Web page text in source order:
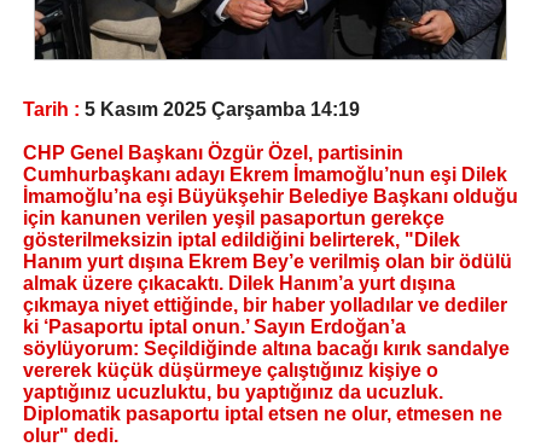
Tarih : 5 Kasım 2025 Çarşamba 14:19
CHP Genel Başkanı Özgür Özel, partisinin
Cumhurbaşkanı adayı Ekrem İmamoğlu’nun eşi Dilek
İmamoğlu’na eşi Büyükşehir Belediye Başkanı olduğu
için kanunen verilen yeşil pasaportun gerekçe
gösterilmeksizin iptal edildiğini belirterek, "Dilek
Hanım yurt dışına Ekrem Bey’e verilmiş olan bir ödülü
almak üzere çıkacaktı. Dilek Hanım’a yurt dışına
çıkmaya niyet ettiğinde, bir haber yolladılar ve dediler
ki ‘Pasaportu iptal onun.’ Sayın Erdoğan’a
söylüyorum: Seçildiğinde altına bacağı kırık sandalye
vererek küçük düşürmeye çalıştığınız kişiye o
yaptığınız ucuzluktu, bu yaptığınız da ucuzluk.
Diplomatik pasaportu iptal etsen ne olur, etmesen ne
olur" dedi.